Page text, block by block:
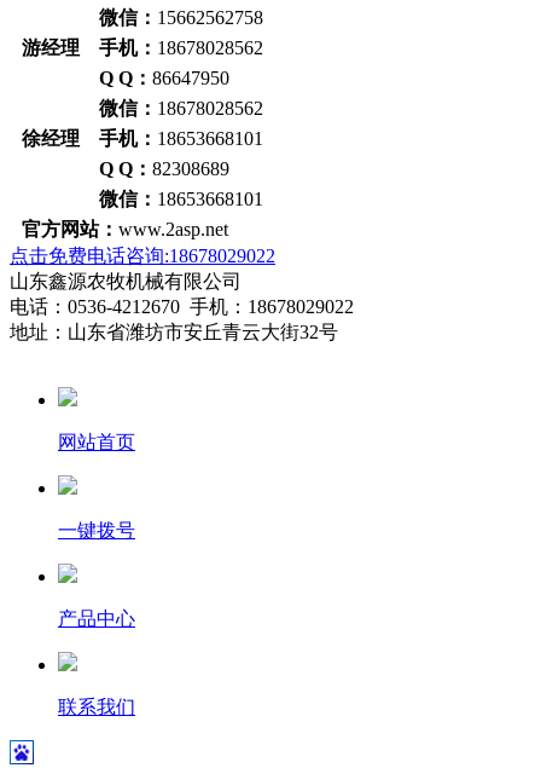
微信： 15662562758
游经理 手机： 18678028562
Q Q： 86647950
微信： 18678028562
徐经理 手机： 18653668101
Q Q： 82308689
微信： 18653668101
官方网站： www.2asp.net
点击免费电话咨询:18678029022
山东鑫源农牧机械有限公司
电话：0536-4212670 手机：18678029022
地址：山东省潍坊市安丘青云大街32号
网站首页
一键拨号
产品中心
联系我们